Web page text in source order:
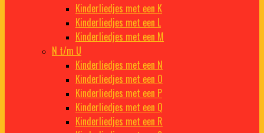
Kinderliedjes met een K
Kinderliedjes met een L
Kinderliedjes met een M
N t/m U
Kinderliedjes met een N
Kinderliedjes met een O
Kinderliedjes met een P
Kinderliedjes met een Q
Kinderliedjes met een R